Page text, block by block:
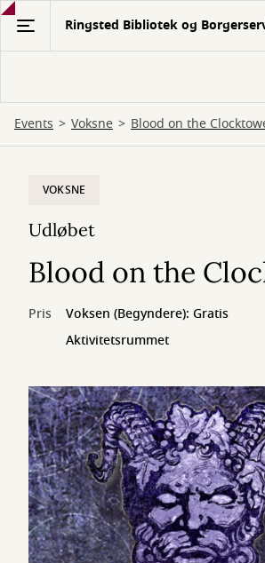
Gå
hovedindhold
Ringsted Bibliotek og
Events Voksne Blood on the
VOKSNE
Udløbet
Blood on the
Pris
Voksen (Begyndere): Gratis
Aktivitetsrummet